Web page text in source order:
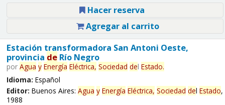
Hacer reserva
Agregar al carrito
Estación transformadora San Antoni Oeste,
provincia deRío Negro
por Agua y Energía Eléctrica, Sociedad del Estado.
Idioma: Español
Editor: Buenos Aires: Agua y Energía Eléctrica, Sociedad del Estado,
1988